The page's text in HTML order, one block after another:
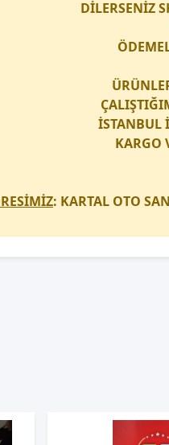
DİLERSENİZ
İSTANBUL
KARGO
: KARTAL OTO